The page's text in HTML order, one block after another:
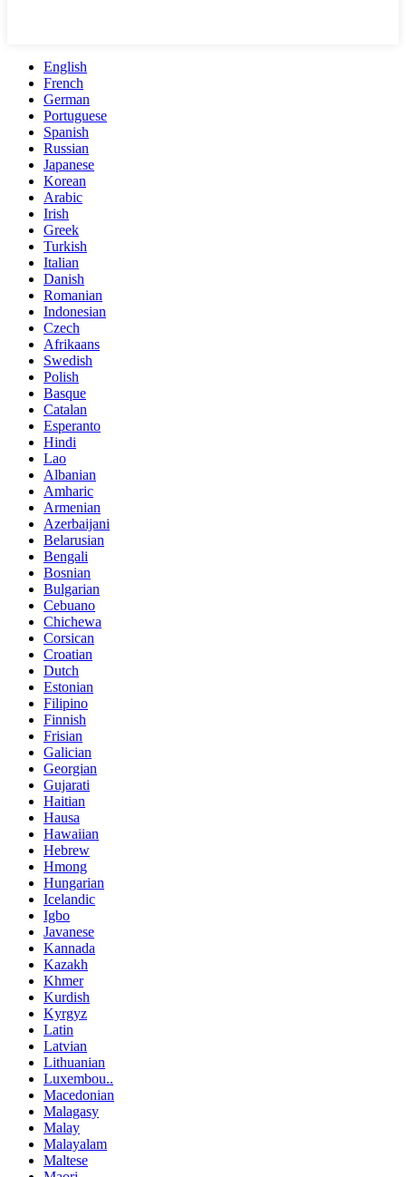
English
French
German
Portuguese
Spanish
Russian
Japanese
Korean
Arabic
Irish
Greek
Turkish
Italian
Danish
Romanian
Indonesian
Czech
Afrikaans
Swedish
Polish
Basque
Catalan
Esperanto
Hindi
Lao
Albanian
Amharic
Armenian
Azerbaijani
Belarusian
Bengali
Bosnian
Bulgarian
Cebuano
Chichewa
Corsican
Croatian
Dutch
Estonian
Filipino
Finnish
Frisian
Galician
Georgian
Gujarati
Haitian
Hausa
Hawaiian
Hebrew
Hmong
Hungarian
Icelandic
Igbo
Javanese
Kannada
Kazakh
Khmer
Kurdish
Kyrgyz
Latin
Latvian
Lithuanian
Luxembou..
Macedonian
Malagasy
Malay
Malayalam
Maltese